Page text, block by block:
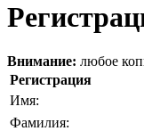
Внимание: любое
Регистрация
Имя:
Фамилия: